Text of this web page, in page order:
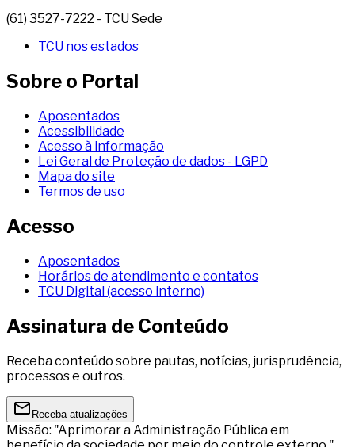
(61) 3527-7222 - TCU Sede
TCU nos estados
Sobre o Portal
Aposentados
Acessibilidade
Acesso à informação
Lei Geral de Proteção de dados - LGPD
Mapa do site
Termos de uso
Acesso
Aposentados
Horários de atendimento e contatos
TCU Digital (acesso interno)
Assinatura de Conteúdo
Receba conteúdo sobre pautas, notícias, jurisprudência,
processos e outros.
Receba atualizações
Missão: "Aprimorar a Administração Pública em